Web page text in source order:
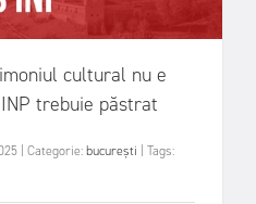
cultural nu e
trebuie păstrat
Categorie:bucurești
Tags: